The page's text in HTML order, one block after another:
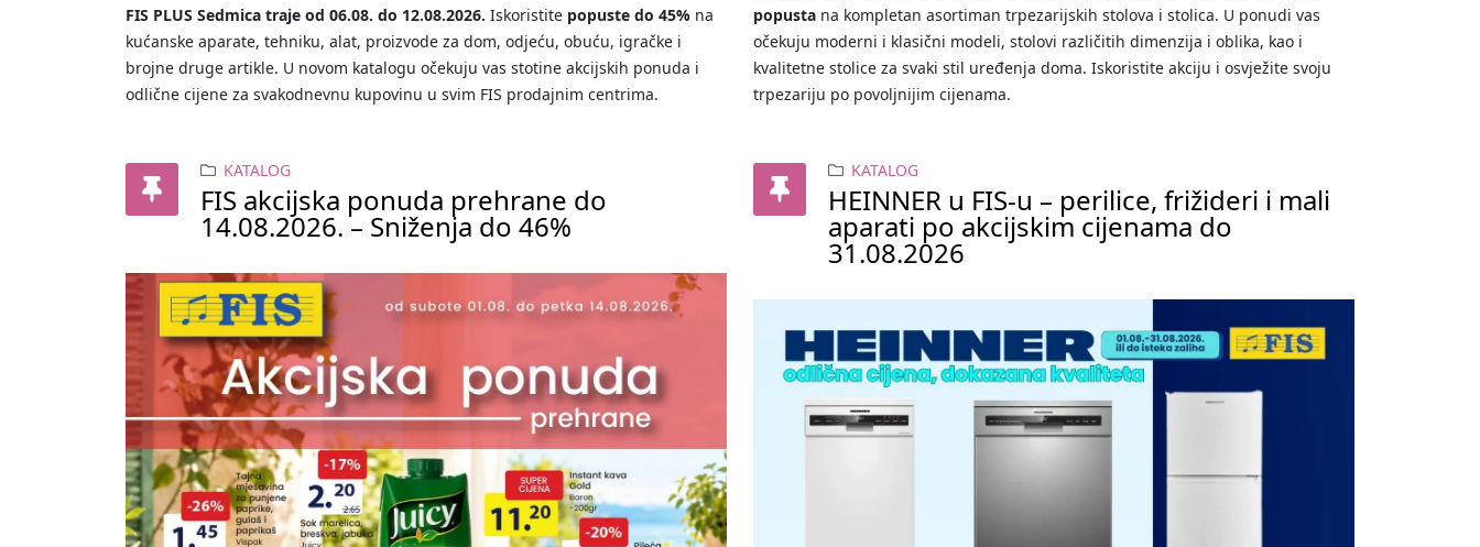
FIS PLUS Sedmica traje od 06.08. do 12.08.2026. Iskoristite popuste do 45% na
kućanske aparate, tehniku, alat, proizvode za dom, odjeću, obuću, igračke i
brojne druge artikle. U novom katalogu očekuju vas stotine akcijskih ponuda i
odlične cijene za svakodnevnu kupovinu u svim FIS prodajnim centrima.
popusta na kompletan asortiman trpezarijskih stolova i stolica. U ponudi vas
očekuju moderni i klasični modeli, stolovi različitih dimenzija i oblika, kao i
kvalitetne stolice za svaki stil uređenja doma. Iskoristite akciju i osvježite svoju
trpezariju po povoljnijim cijenama.
KATALOG
FIS akcijska ponuda prehrane do
14.08.2026. – Sniženja do 46%
KATALOG
HEINNER u FIS-u – perilice, frižideri i mali
aparati po akcijskim cijenama do
31.08.2026